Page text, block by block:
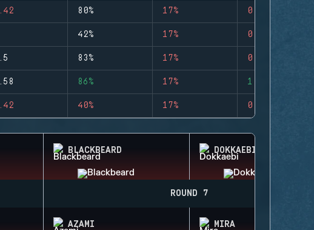
80% 17% 0
42% 17% 0
83% 17% 0
86% 17% 1
40% 17% 0
BLACKBEARD DOKKAEBI
ROUND 7
AZAMI MIRA